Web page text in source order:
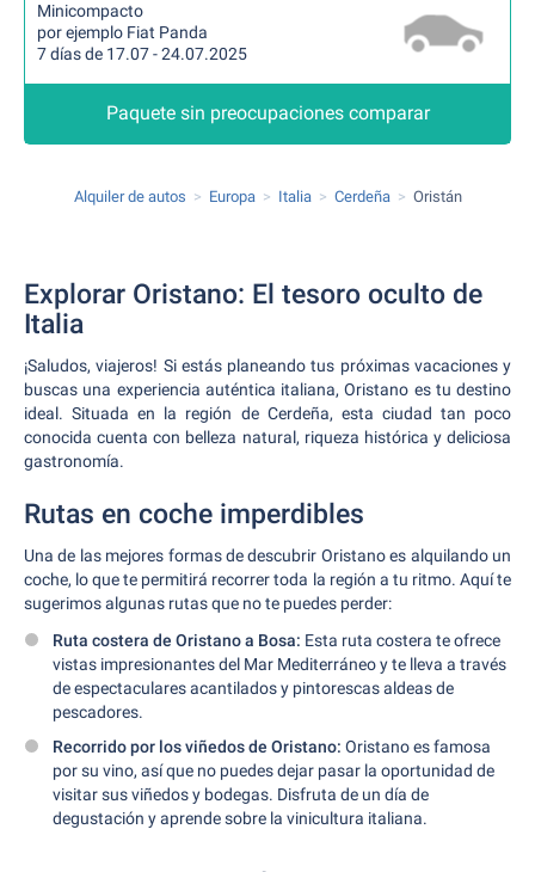
Minicompacto
por ejemplo Fiat Panda
7 días de 17.07 - 24.07.2025
Paquete sin preocupaciones comparar
Alquiler de autos Europa Italia Cerdeña Oristán
Explorar Oristano: El tesoro oculto de
Italia
¡Saludos, viajeros! Si estás planeando tus próximas vacaciones y
buscas una experiencia auténtica italiana, Oristano es tu destino
ideal. Situada en la región de Cerdeña, esta ciudad tan poco
conocida cuenta con belleza natural, riqueza histórica y deliciosa
gastronomía.
Rutas en coche imperdibles
Una de las mejores formas de descubrir Oristano es alquilando un
coche, lo que te permitirá recorrer toda la región a tu ritmo. Aquí te
sugerimos algunas rutas que no te puedes perder:
Ruta costera de Oristano a Bosa: Esta ruta costera te ofrece
vistas impresionantes del Mar Mediterráneo y te lleva a través
de espectaculares acantilados y pintorescas aldeas de
pescadores.
Recorrido por los viñedos de Oristano: Oristano es famosa
por su vino, así que no puedes dejar pasar la oportunidad de
visitar sus viñedos y bodegas. Disfruta de un día de
degustación y aprende sobre la vinicultura italiana.